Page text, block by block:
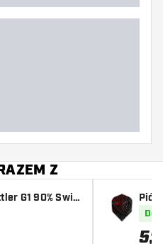
Z
G1 90% Swis
5,04